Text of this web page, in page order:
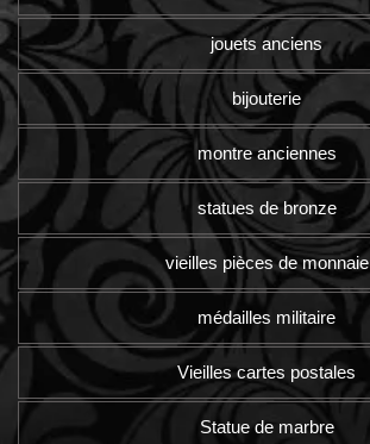
jouets anciens
bijouterie
montre anciennes
statues de bronze
vieilles pièces de monnaie
médailles militaire
Vieilles cartes postales
Statue de marbre